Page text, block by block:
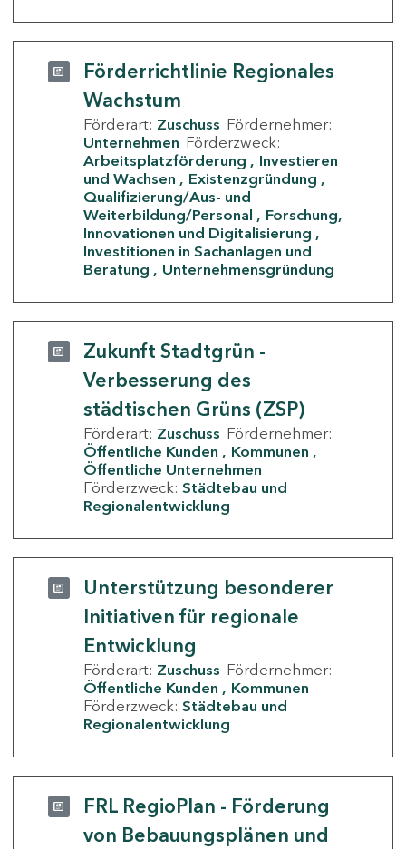
Förderrichtlinie Regionales
Wachstum
Förderart: Zuschuss Fördernehmer:
Unternehmen Förderzweck:
Arbeitsplatzförderung
Investieren
und Wachsen
Existenzgründung
Qualifizierung/Aus- und
Weiterbildung/Personal
Forschung,
Innovationen und Digitalisierung
Investitionen in Sachanlagen und
Beratung
Unternehmensgründung
Zukunft Stadtgrün -
Verbesserung des
städtischen Grüns (ZSP)
Förderart: Zuschuss Fördernehmer:
Öffentliche Kunden
Kommunen
Öffentliche Unternehmen
Förderzweck: Städtebau und
Regionalentwicklung
Unterstützung besonderer
Initiativen für regionale
Entwicklung
Förderart: Zuschuss Fördernehmer:
Öffentliche Kunden
Kommunen
Förderzweck: Städtebau und
Regionalentwicklung
FRL RegioPlan - Förderung
von Bebauungsplänen und